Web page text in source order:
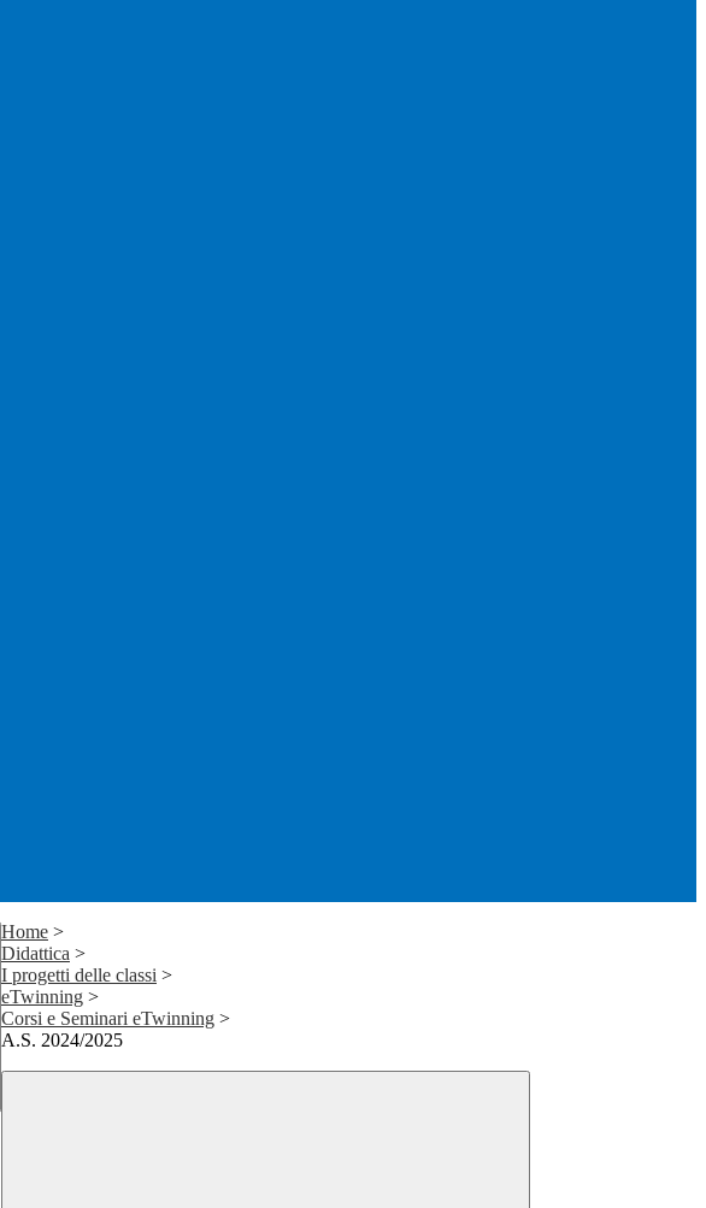
Home >
Didattica >
I progetti delle classi >
eTwinning >
Corsi e Seminari eTwinning >
A.S. 2024/2025